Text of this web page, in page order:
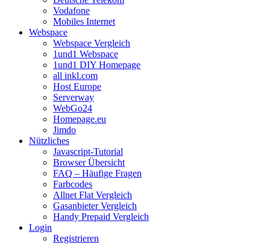
Vodafone
Mobiles Internet
Webspace
Webspace Vergleich
1und1 Webspace
1und1 DIY Homepage
all inkl.com
Host Europe
Serverway
WebGo24
Homepage.eu
Jimdo
Nützliches
Javascript-Tutorial
Browser Übersicht
FAQ – Häufige Fragen
Farbcodes
Allnet Flat Vergleich
Gasanbieter Vergleich
Handy Prepaid Vergleich
Login
Registrieren